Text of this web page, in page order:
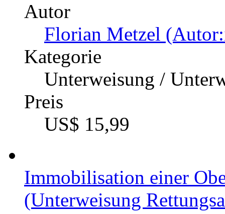
Autor
Florian Metzel
Kategorie
Unterweisung /
Preis
US$ 15,99
Immobilisation einer
(Unterweisung